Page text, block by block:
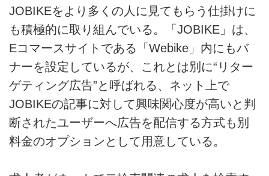
JOBIKEをより多くの人に見てもらう仕掛けに
も積極的に取り組んでいる。「JOBIKE」は、
Eコマースサイトである「Webike」内にもバ
ナーを設定しているが、これとは別に“リター
ゲティング広告”と呼ばれる、ネット上で
JOBIKEの記事に対して興味関心度が高いと判
断されたユーザーへ広告を配信する方式も別
料金のオプションとして用意している。